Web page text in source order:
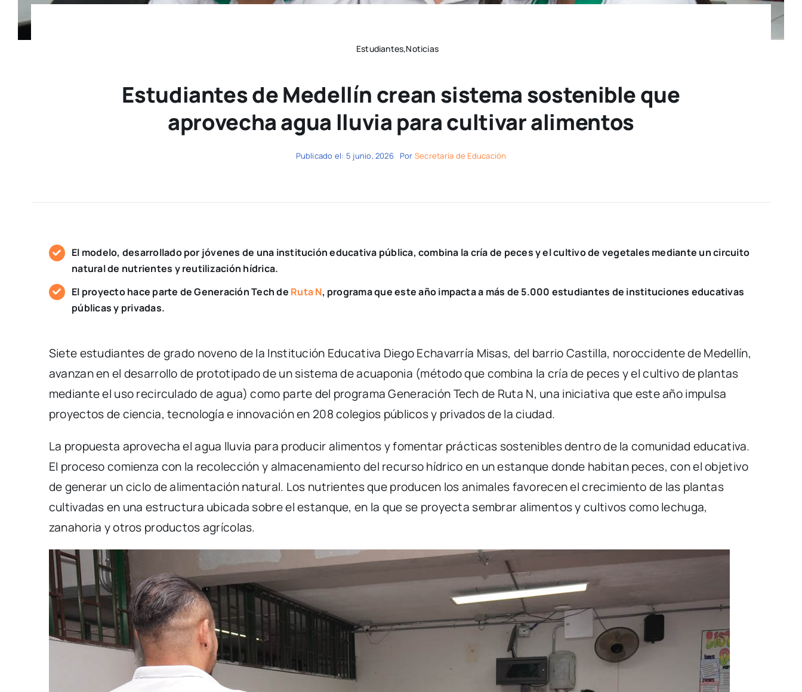
Estudiantes,Noticias
Estudiantes de Medellín crean sistema sostenible que
aprovecha agua lluvia para cultivar alimentos
Publicado el: 5 junio, 2026 Por Secretaría de Educación
El modelo, desarrollado por jóvenes de una institución educativa pública, combina la cría de peces y el cultivo de vegetales mediante un circuito
natural de nutrientes y reutilización hídrica.
El proyecto hace parte de Generación Tech de Ruta N, programa que este año impacta a más de 5.000 estudiantes de instituciones educativas
públicas y privadas.
Siete estudiantes de grado noveno de la Institución Educativa Diego Echavarría Misas, del barrio Castilla, noroccidente de Medellín,
avanzan en el desarrollo de prototipado de un sistema de acuaponia (método que combina la cría de peces y el cultivo de plantas
mediante el uso recirculado de agua) como parte del programa Generación Tech de Ruta N, una iniciativa que este año impulsa
proyectos de ciencia, tecnología e innovación en 208 colegios públicos y privados de la ciudad.
La propuesta aprovecha el agua lluvia para producir alimentos y fomentar prácticas sostenibles dentro de la comunidad educativa.
El proceso comienza con la recolección y almacenamiento del recurso hídrico en un estanque donde habitan peces, con el objetivo
de generar un ciclo de alimentación natural. Los nutrientes que producen los animales favorecen el crecimiento de las plantas
cultivadas en una estructura ubicada sobre el estanque, en la que se proyecta sembrar alimentos y cultivos como lechuga,
zanahoria y otros productos agrícolas.